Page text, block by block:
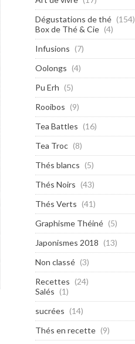
Dégustations de thé (154)
Box de Thé & Cie (4)
Infusions (7)
Oolongs (4)
Pu Erh (5)
Rooibos (9)
Tea Battles (16)
Tea Troc (8)
Thés blancs (5)
Thés Noirs (43)
Thés Verts (41)
Graphisme Théiné (5)
Japonismes 2018 (13)
Non classé (3)
Recettes (24)
Salés (1)
sucrées (14)
Thés en recette (9)